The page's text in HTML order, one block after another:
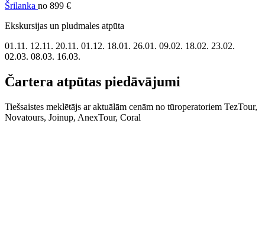
Šrilanka no 899 €
Ekskursijas un pludmales atpūta
01.11. 12.11. 20.11. 01.12. 18.01. 26.01. 09.02. 18.02. 23.02.
02.03. 08.03. 16.03.
Čartera atpūtas piedāvājumi
Tiešsaistes meklētājs ar aktuālām cenām no tūroperatoriem TezTour,
Novatours, Joinup, AnexTour, Coral